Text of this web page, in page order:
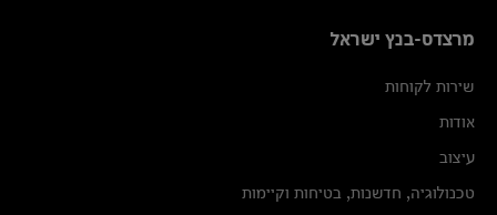
מרצדס-בנץ ישראל
שירות לקוחות
אודות
עיצוב
טכנולוגיה, חדשנות, בטיחות וקיימות